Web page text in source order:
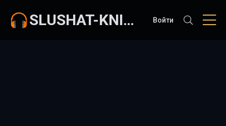
SLUSHAT-KNIGI.COM Войти